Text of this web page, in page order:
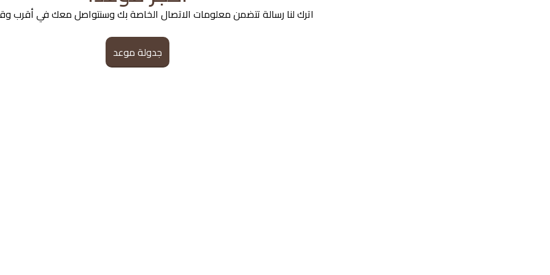
اترك لنا رسالة تتضمن معلومات الاتصال الخاصة بك وسنتواصل معك في
جدولة موعد